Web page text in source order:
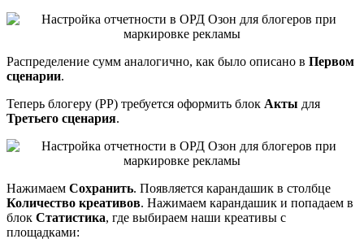
Распределение сумм аналогично, как было описано в Первом
сценарии.
Теперь блогеру (РР) требуется оформить блок Акты для
Третьего сценария.
Нажимаем Сохранить. Появляется карандашик в столбце
Количество креативов. Нажимаем карандашик и попадаем в
блок Статистика, где выбираем наши креативы с
площадками: